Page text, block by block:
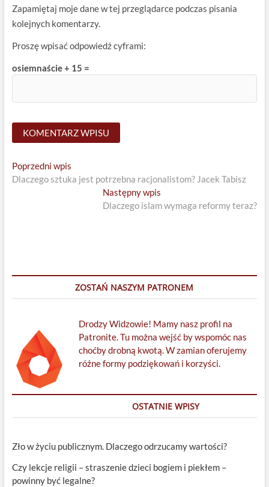
Zapamiętaj moje dane w tej przeglądarce podczas pisania
kolejnych komentarzy.
Proszę wpisać odpowiedź cyframi:
osiemnaście + 15 =
Nawigacja
wpisu
Poprzedni wpisPrevious
post:
Dlaczego sztuka jest potrzebna racjonalistom? Jacek Tabisz
Następny wpis
post:
Dlaczego islam wymaga reformy teraz?
ZOSTAŃ NASZYM PATRONEM
Drodzy Widzowie! Mamy nasz profil na
Patronite. Tu można wejść by wspomóc nas
choćby drobną kwotą. W zamian oferujemy
różne formy podziękowań i korzyści.
OSTATNIE WPISY
Zło w życiu publicznym. Dlaczego odrzucamy wartości?
Czy lekcje religii – straszenie dzieci bogiem i piekłem –
powinny być legalne?